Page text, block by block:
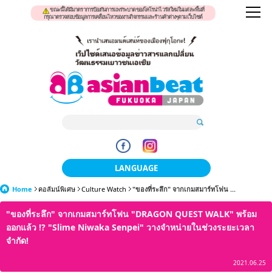
ขณะนี้ได้มีมาตราการป้องกันการแพร่ระบาดของโคโรน่าไวรัสใหม่ในแต่ละพื้นที่
กรุณาตรวจสอบข้อมูลการเคลื่อนไหวของงานกิจกรรมและร้านค้าต่างๆตามเว็บไซต์
LANGUAGE
日本語
한국어
Home คอลัมน์พิเศษ Culture Watch "ของที่ระลึก" จากเกมสมาร์ทโฟน ...
"ของที่ระลึก" จากเกมสมาร์ทโฟน "DRAGON QUEST WALK" พร้อม
ออกแล้ว !? "Slime Niwaka Senpei" วางจำหน่ายในช่วงระยะเวลา
จำกัด!
2021.06.25